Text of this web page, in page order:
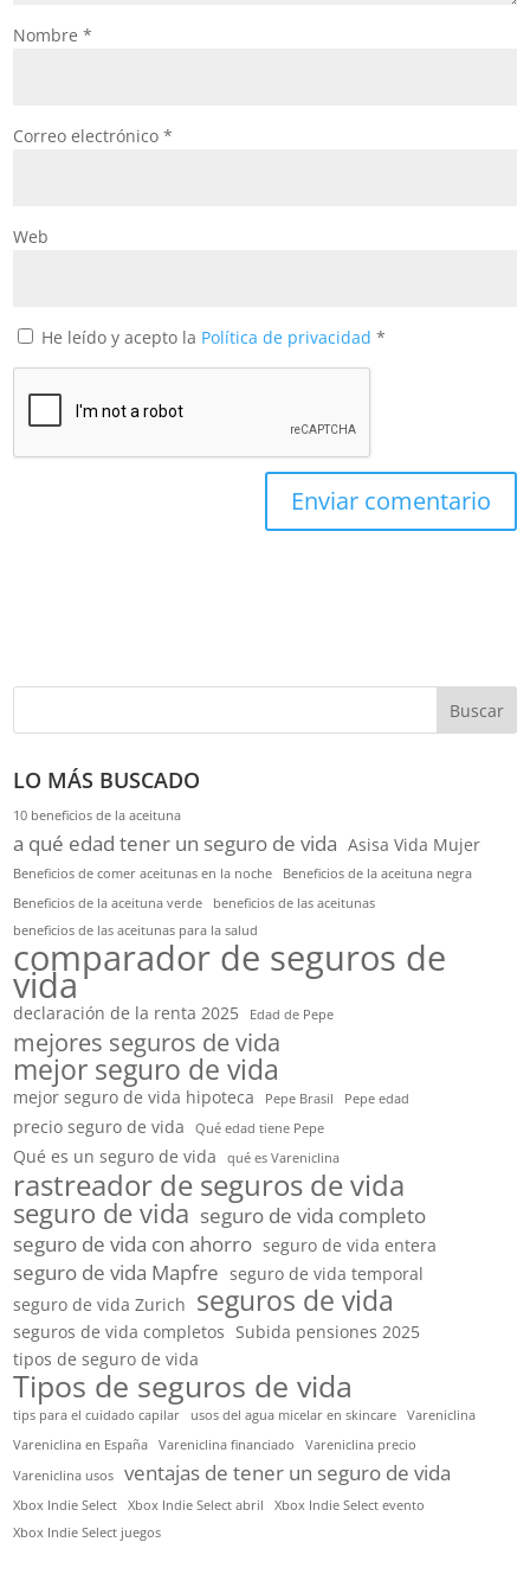
Nombre*
Correo electrónico*
Web
He leído y acepto la Política de privacidad*
Buscar
LO MÁS BUSCADO
10 beneficios de la aceituna
a qué edad tener un seguro de vida Asisa Vida Mujer
Beneficios de comer aceitunas en la noche
Beneficios de la aceituna negra
Beneficios de la aceituna verde
beneficios de las aceitunas
beneficios de las aceitunas para la salud
comparador de seguros de
vida
declaración de la renta 2025 Edad de Pepe
mejores seguros de vida
mejor seguro de vida
mejor seguro de vida hipoteca Pepe Brasil Pepe edad
precio seguro de vida Qué edad tiene Pepe
Qué es un seguro de vida qué es Vareniclina
rastreador de seguros de vida
seguro de vida seguro de vida completo
seguro de vida con ahorro seguro de vida entera
seguro de vida Mapfre seguro de vida temporal
seguro de vida Zurich seguros de vida
seguros de vida completos Subida pensiones 2025
tipos de seguro de vida
Tipos de seguros de vida
tips para el cuidado capilar usos del agua micelar en skincare
Vareniclina
Vareniclina en España
Vareniclina financiado
Vareniclina precio
Vareniclina usos
ventajas de tener un seguro de vida
Xbox Indie Select Xbox Indie Select abril
Xbox Indie Select evento
Xbox Indie Select juegos